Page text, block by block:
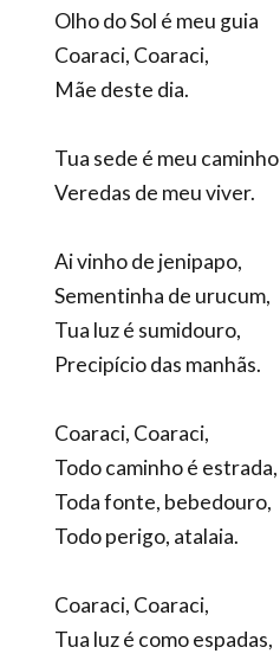
Olho do Sol é meu guia
Coaraci, Coaraci,
Mãe deste dia.
Tua sede é meu caminho
Veredas de meu viver.
Ai vinho de jenipapo,
Sementinha de urucum,
Tua luz é sumidouro,
Precipício das manhãs.
Coaraci, Coaraci,
Todo caminho é estrada,
Toda fonte, bebedouro,
Todo perigo, atalaia.
Coaraci, Coaraci,
Tua luz é como espadas,